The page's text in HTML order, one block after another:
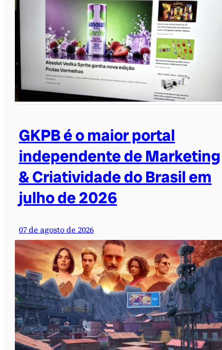
GKPB é o maior portal
independente de Marketing
& Criatividade do Brasil em
julho de 2026
07 de agosto de 2026